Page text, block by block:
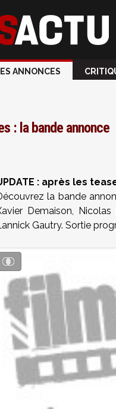
ANNONCES
: la bande annonce
: après les
la bande
Demaison,
Gautry. Sortie